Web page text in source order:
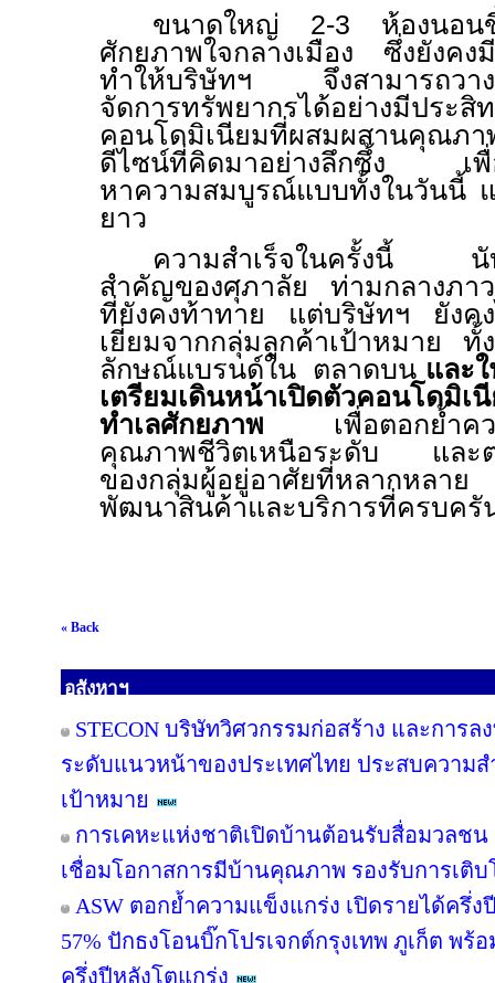
ขนาดใหญ่ 2-3 ห้องนอน
ศักยภาพใจกลางเมือง ซึ่งยังคง
ทำให้บริษัทฯ จึงสามารถวาง
จัดการทรัพยากรได้อย่างมีปร
คอนโดมิเนียมที่ผสมผสานคุณภา
ดีไซน์ที่คิดมาอย่างลึกซึ้ง เพื่อ
หาความสมบูรณ์แบบทั้งในวันนี้
ยาว
ความสำเร็จในครั้งนี้ นับ
สำคัญของศุภาลัย
ท่ามกลางภา
ที่ยังคงท้าทาย แต่บริษัทฯ ยังค
เยี่ยมจากกลุ่มลูกค้าเป้าหมาย ทั้
ลักษณ์แบรนด์ใน ตลาดบน และ
เตรียมเดินหน้าเปิดตัวคอนโดมิเ
ทำเลศักยภาพ เพื่อตอกย้ำควา
คุณภาพชีวิตเหนือระดับ และต
ของกลุ่มผู้อยู่อาศัยที่หลากหล
พัฒนาสินค้าและบริการที่ครบค
« Back
อสังหาฯ
STECON บริษัทวิศวกรรมก่อสร้าง และการ
ระดับแนวหน้าของประเทศไทย ประสบความ
เป้าหมาย
การเคหะแห่งชาติเปิดบ้านต้อนรับสื่อมวลช
เชื่อมโอกาสการมีบ้านคุณภาพ รองรับการเติบ
ASW ตอกย้ำความแข็งแกร่ง เปิดรายได้ครึ่ง
57% ปักธงโอนบิ๊กโปรเจกต์กรุงเทพ ภูเก็ต พ
ครึ่งปีหลังโตแกร่ง